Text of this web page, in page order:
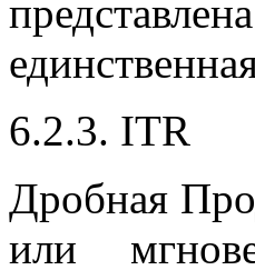
6.2.3. ITR
Дробная
или